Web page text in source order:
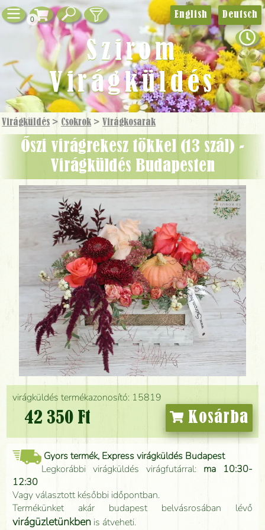
0
Virágküldés > Csokrok > Virág­kosarak
Őszi virágrekesz tökkel (13 szál) -
Virágküldés Budapesten
virágküldés termékazonosító: 15819
42 350 Ft Kosárba
Gyors termék, Express virágküldés Budapest
Legkorábbi virágküldés virágfutárral: ma 10:30-
12:30
Vagy választott későbbi időpontban.
Termékünket akár budapest belvásrosában lévő
virágüzletünkben is átveheti.
English Deutsch
Szirom
Virágküldés